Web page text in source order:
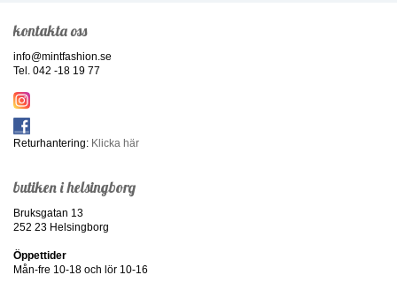
kontakta oss
info@mintfashion.se
Tel. 042 -18 19 77
Returhantering: Klicka här
butiken i helsingborg
Bruksgatan 13
252 23 Helsingborg
Öppettider
Mån-fre 10-18 och lör 10-16